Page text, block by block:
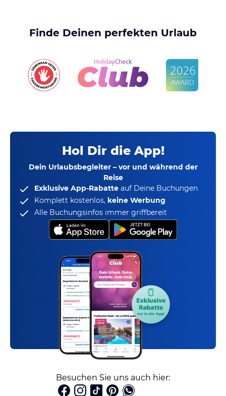
Finde Deinen perfekten Urlaub
Hol Dir die App!
Dein Urlaubsbegleiter – vor und während der
Reise
Exklusive App-Rabatte auf Deine Buchungen
Komplett kostenlos, keine Werbung
Alle Buchungsinfos immer griffbereit
Besuchen Sie uns auch hier: